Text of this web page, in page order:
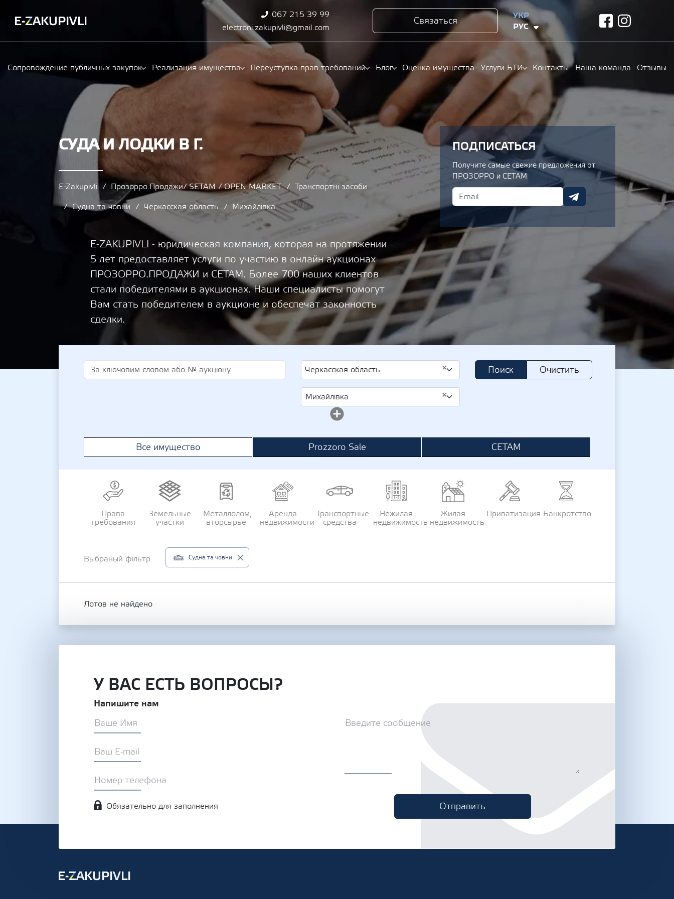
067 215 39 99
electroni.zakupivli@gmail.com
Связаться
УКР
РУС
facebook
Сопровождение публичных закупок Реализация имущества Переуступка прав требований Блог Оценка имущества Услуги БТИ Контакты Наша команда Отзывы
СУДА И ЛОДКИ В Г.
E-Zakupivli Прозорро.Продажи/ SETAM / OPEN MARKET
Транспортні засоби
Судна та човни
Черкасская область Михайлівка
E-ZAKUPIVLI - юридическая компания, которая на протяжении
5 лет предоставляет услуги по участию в онлайн аукционах
ПРОЗОРРО.ПРОДАЖИ и СЕТАМ. Более 700 наших клиентов
стали победителями в аукционах. Наши специалисты помогут
Вам стать победителем в аукционе и обеспечат законность
сделки.
ПОДПИСАТЬСЯ
Получите самые свежие предложения от
ПРОЗОРРО и СЕТАМ
×
Черкасская область
×
Михайлівка
Поиск Очистить
Все имущество Prozzoro Sale СЕТАМ
Права
требования
Земельные
участки
Металлолом,
вторсырье
Аренда
недвижимости
Транспортные
средства
Нежилая
недвижимость
Жилая
недвижимость
Приватизация Банкротство
Выбраный фільтр Судна та човни
Лотов не найдено
У ВАС ЕСТЬ ВОПРОСЫ?
Напишите нам
Обязательно для заполнения